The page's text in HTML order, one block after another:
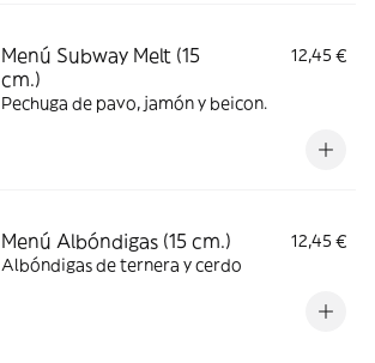
Menú Subway Melt (15
cm.)
12,45 €
Pechuga de pavo, jamón y beicon.
Menú Albóndigas (15 cm.)
12,45 €
Albóndigas de ternera y cerdo